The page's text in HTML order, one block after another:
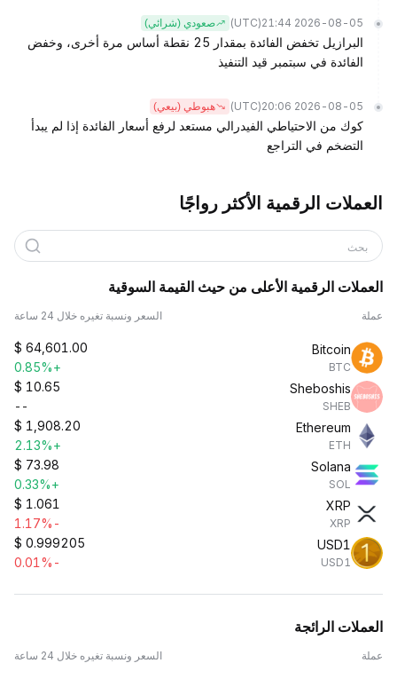
2026-08-05 21:44
(UTC) صعودي (شرائي)
البرازيل تخفض الفائدة بمقدار 25 نقطة أساس مرة أخرى، وخفض
الفائدة في سبتمبر قيد التنفيذ
2026-08-05 20:06
(UTC) هبوطي (بيعي)
كوك من الاحتياطي الفيدرالي مستعد لرفع أسعار الفائدة إذا لم يبدأ
التضخم في التراجع
العملات الرقمية الأكثر رواجًا
بحث
العملات الرقمية الأعلى من حيث القيمة السوقية
عملة السعر ونسبة تغيره خلال 24 ساعة
Bitcoin
BTC
$ 64,601.00
+0.85%
Sheboshis
SHEB
$ 10.65
--
Ethereum
ETH
$ 1,908.20
+2.13%
Solana
SOL
$ 73.98
+0.33%
XRP
XRP
$ 1.061
-1.17%
USD1
USD1
$ 0.999205
-0.01%
العملات الرائجة
عملة السعر ونسبة تغيره خلال 24 ساعة